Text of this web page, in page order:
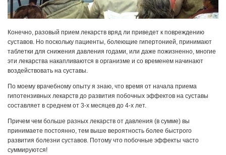
Конечно, разовый прием лекарств вряд ли приведет к повреждению
суставов. Но поскольку пациенты, болеющие гипертонией, принимают
таблетки для снижения давления годами, или даже пожизненно, многие
эти лекарства накапливаются в организме и со временем начинают
воздействовать на суставы.
По моему врачебному опыту я знаю, что время от начала приема
гипотензивных лекарств до развития побочных эффектов на суставы
составляет в среднем от 3-х месяцев до 4-х лет.
Причем чем больше разных лекарств от давления (в сумме) вы
принимаете постоянно, тем выше вероятность более быстрого
развития болезни суставов. Потому что побочные эффекты часто
суммируются!